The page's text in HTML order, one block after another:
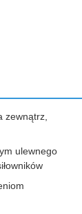
zewnątrz,
ulewnego